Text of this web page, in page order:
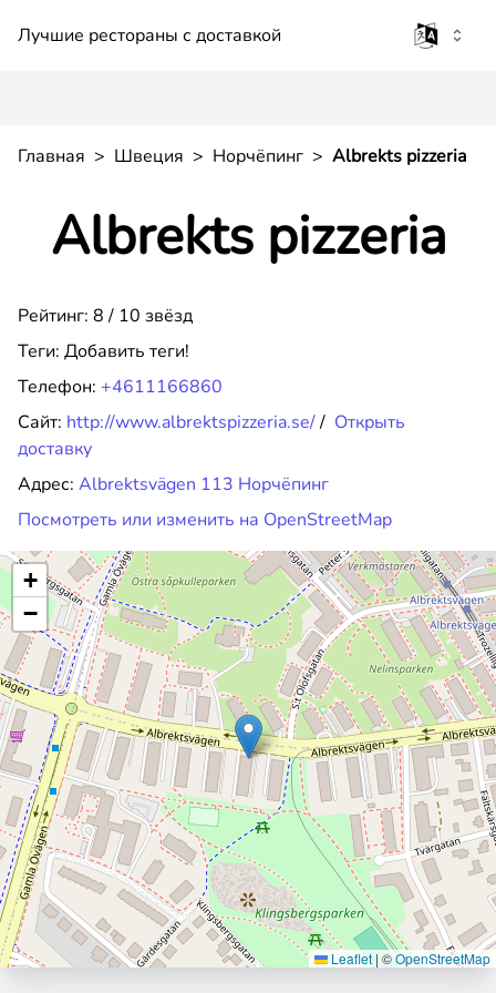
Лучшие рестораны с доставкой
Главная > Швеция > Норчёпинг > Albrekts pizzeria
Albrekts pizzeria
Рейтинг: 8 / 10 звёзд
Теги: Добавить теги!
Телефон: +4611166860
Сайт: http://www.albrektspizzeria.se// Открыть
доставку
Адрес: Albrektsvägen 113 Норчёпинг
Посмотреть или изменить на OpenStreetMap
+
−
Leaflet | ©OpenStreetMap